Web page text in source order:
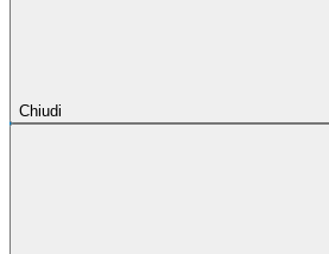
Chiudi